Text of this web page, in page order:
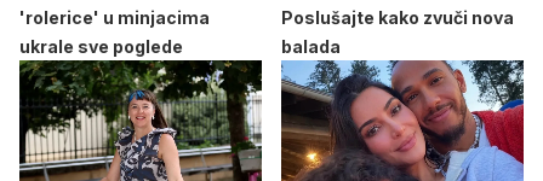
'rolerice' u minjacima
ukrale sve poglede
Poslušajte kako zvuči nova
balada